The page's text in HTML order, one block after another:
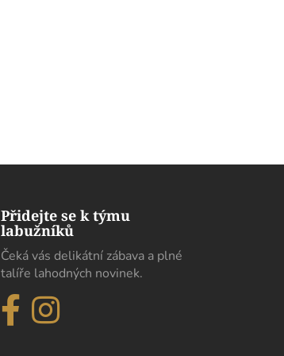
Přidejte se k týmu
labužníků
Čeká vás delikátní zábava a plné
talíře lahodných novinek.